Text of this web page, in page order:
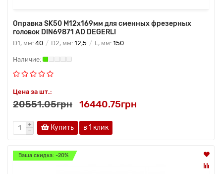
Оправка SK50 M12x169мм для сменных фрезерных
головок DIN69871 AD DEGERLI
D1, мм: 40 D2, мм: 12,5 L, мм: 150
Цена за шт.:
20551.05грн 16440.75грн
Купить в 1 клик
Ваша скидка: -20%